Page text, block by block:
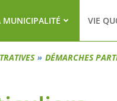
MUNICIPALITÉ VIE
DÉMARCHES